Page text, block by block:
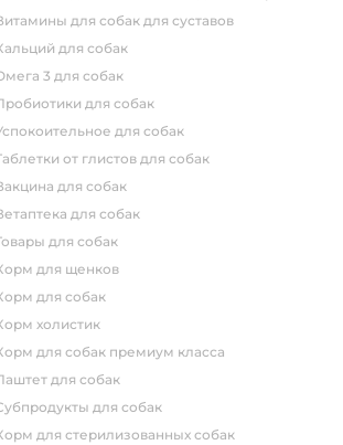
витамины для собак для суставов
кальций для собак
омега 3 для собак
пробиотики для собак
успокоительное для собак
таблетки от глистов для собак
вакцина для собак
ветаптека для собак
товары для собак
корм для щенков
корм для собак
корм холистик
корм для собак премиум класса
паштет для собак
субпродукты для собак
корм для стерилизованных собак